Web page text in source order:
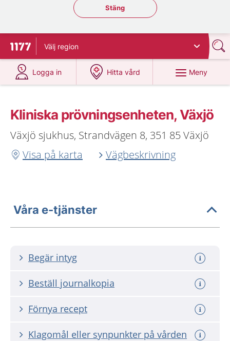
Stäng regionsväljaren
Stäng
Till startsidan för 1177
Välj region
Logga in
på 1177.se
Hitta vård
på 1177.se
Meny
Kliniska prövningsenheten, Växjö
Växjö sjukhus, Strandvägen 8, 351 85 Växjö
Visa på karta
Vägbeskrivning
Våra e-tjänster
Begär intyg
Beställ journalkopia
Förnya recept
Klagomål eller synpunkter på vården